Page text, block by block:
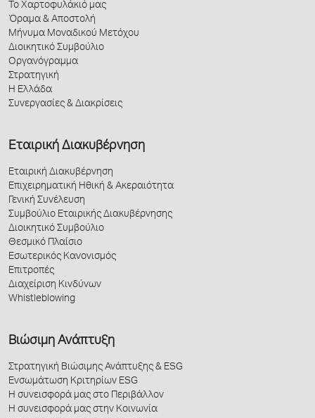
Το Χαρτοφυλάκιό μας
Όραμα & Αποστολή
Μήνυμα Μοναδικού Μετόχου
Διοικητικό Συμβούλιο
Οργανόγραμμα
Στρατηγική
Η Ελλάδα
Συνεργασίες & Διακρίσεις
Εταιρική Διακυβέρνηση
Εταιρική Διακυβέρνηση
Επιχειρηματική Ηθική & Ακεραιότητα
Γενική Συνέλευση
Συμβούλιο Εταιρικής Διακυβέρνησης
Διοικητικό Συμβούλιο
Θεσμικό Πλαίσιο
Εσωτερικός Κανονισμός
Επιτροπές
Διαχείριση Κινδύνων
Whistleblowing
Βιώσιμη Ανάπτυξη
Στρατηγική Βιώσιμης Ανάπτυξης & ESG
Ενσωμάτωση Κριτηρίων ESG
Η συνεισφορά μας στο Περιβάλλον
Η συνεισφορά μας στην Κοινωνία